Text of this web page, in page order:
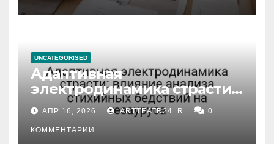
UNCATEGORISED
Адаптивная
электродинамика страсти:
влияние анализа
стихийных бедствий на
тезауруса
АПР 16, 2026 ARTTEATR24_R 0
КОММЕНТАРИИ